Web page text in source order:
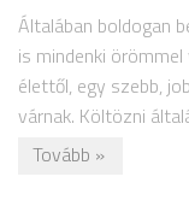
Általában boldogan
is mindenki
élettől, egy szebb,
várnak. Költözni
Tovább »